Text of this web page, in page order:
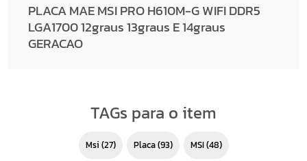
PLACA MAE MSI PRO H610M-G WIFI DDR5
LGA1700 12graus 13graus E 14graus
GERACAO
TAGs para o item
msi (27) placa(93) MSI(48)